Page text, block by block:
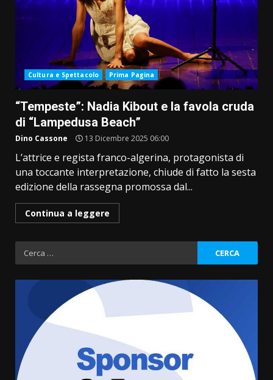
Cultura e Spettacolo Prima Pagina
“Tempeste”: Nadia Kibout e la favola cruda
di “Lampedusa Beach”
Dino Cassone 13 Dicembre 2025 06:00
L’attrice e regista franco-algerina, protagonista di
una toccante interpretazione, chiude di fatto la sesta
edizione della rassegna promossa dal...
Continua a leggere
Ricerca
per: